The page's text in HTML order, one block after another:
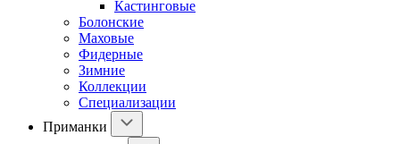
Кастинговые
Болонские
Маховые
Фидерные
Зимние
Коллекции
Специализации
Приманки